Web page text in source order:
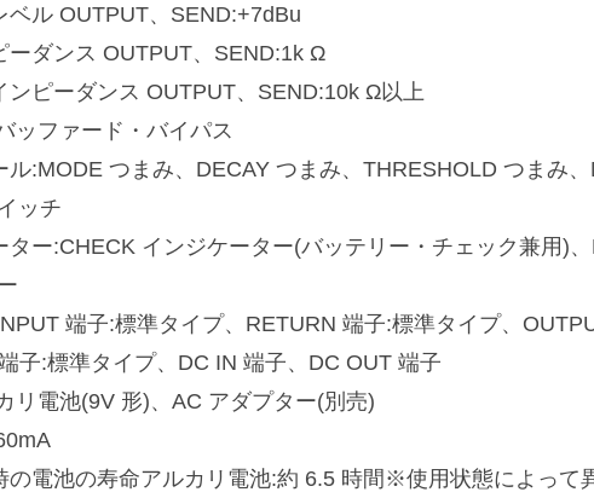
ベル OUTPUT、SEND:+7dBu
ーダンス OUTPUT、SEND:1k Ω
ンピーダンス OUTPUT、SEND:10k Ω以上
ッファード・バイパス
ル:MODE つまみ、DECAY つまみ、THRESHOLD つまみ、
ッチ
ター:CHECK インジケーター(バッテリー・チェック兼用)
端子:標準タイプ、RETURN 端子:標準タイプ、
子:標準タイプ、DC IN 端子、DC OUT 端子
リ電池(9V 形)、AC アダプター(別売)
の電池の寿命アルカリ電池:約 6.5 時間※使用状態によって